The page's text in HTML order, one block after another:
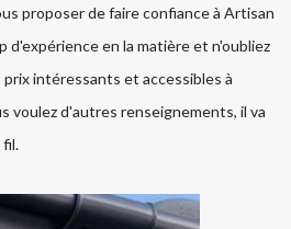
proposer de faire confiance à Artisan
d'expérience en la matière et n'oubliez
intéressants et accessibles à
voulez d'autres renseignements, il va
fil.